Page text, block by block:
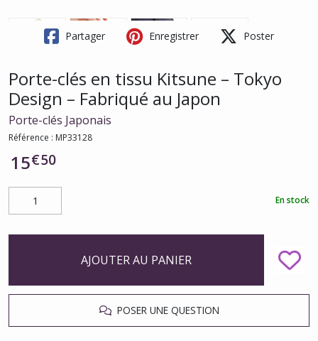
Partager Enregistrer Poster
Porte-clés en tissu Kitsune – Tokyo
Design – Fabriqué au Japon
Porte-clés Japonais
Référence : MP33128
15€50
En stock
AJOUTER AU PANIER
POSER UNE QUESTION